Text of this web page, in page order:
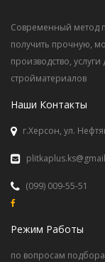
Современный метод
получить прочную,
производство,
стройматериалов
Наши Контакты
г.Херсон, ул.
(099) 009-55-51
Режим Работы
по вопросам